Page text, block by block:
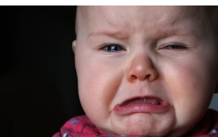
veranstaltungen